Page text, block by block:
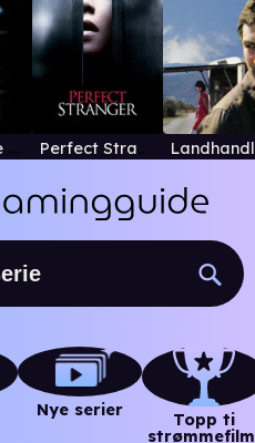
White Noise 2: The Light Perfect Stranger
Nye serier
Topp ti